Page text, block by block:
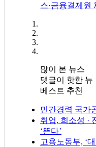
스·금융결제원
많이 본 뉴스
댓글이 핫한 뉴
베스트 추천
민간경력 국가
취업, 희소성 ·
‘뜬다’
고용노동부, ‘